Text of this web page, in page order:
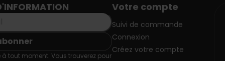
tout moment. Vous trouverez pour
Votre compte
Suivi de commande
Connexion
Créez votre compte